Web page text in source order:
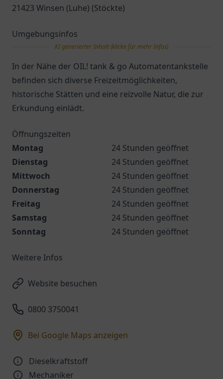
21423 Winsen (Luhe) (Stöckte)
Umgebungsinfos
KI generierter Inhalt (klicke für mehr Infos)
In der Nähe der OIL! tank & go Automatentankstelle
befinden sich diverse Freizeitmöglichkeiten,
historische Stätten und eine reizvolle Natur, die zur
Erkundung einlädt.
Öffnungszeiten
Montag
24 Stunden geöffnet
Dienstag
24 Stunden geöffnet
Mittwoch
24 Stunden geöffnet
Donnerstag
24 Stunden geöffnet
Freitag
24 Stunden geöffnet
Samstag
24 Stunden geöffnet
Sonntag
24 Stunden geöffnet
Weitere Infos
Website besuchen
0800 3750041
Bei Google Maps anzeigen
Dieselkraftstoff
Mechaniker